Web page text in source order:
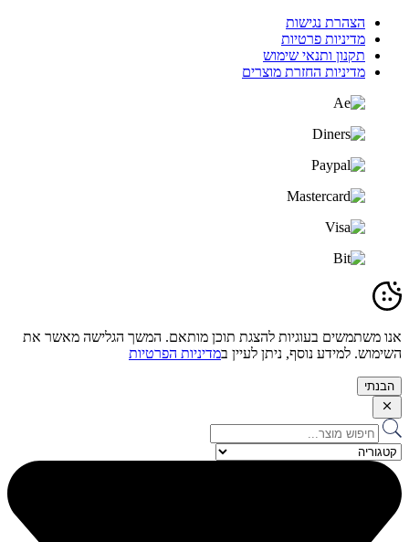
הצהרת נגישות
מדיניות פרטיות
תקנון ותנאי שימוש
מדיניות החזרת מוצרים
אנו משתמשים בעוגיות להצגת תוכן מותאם. המשך הגלישה מאשר את
השימוש. למידע נוסף, ניתן לעיין במדיניות הפרטיות
הבנתי
Search
...